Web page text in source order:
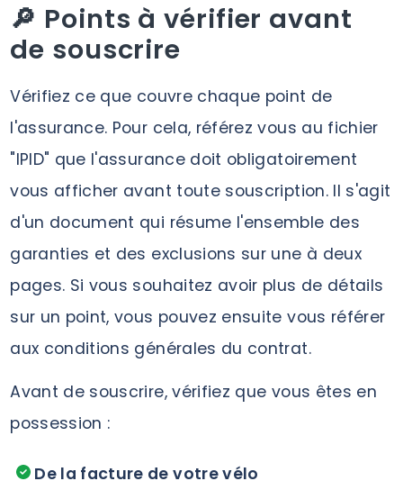
🔎 Points à vérifier avant
de souscrire
Vérifiez ce que couvre chaque point de
l'assurance. Pour cela, référez vous au fichier
"IPID" que l'assurance doit obligatoirement
vous afficher avant toute souscription. Il s'agit
d'un document qui résume l'ensemble des
garanties et des exclusions sur une à deux
pages. Si vous souhaitez avoir plus de détails
sur un point, vous pouvez ensuite vous référer
aux conditions générales du contrat.
Avant de souscrire, vérifiez que vous êtes en
possession :
De la facture de votre vélo